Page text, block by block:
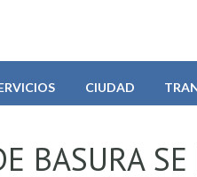
CIUDAD
BASURA